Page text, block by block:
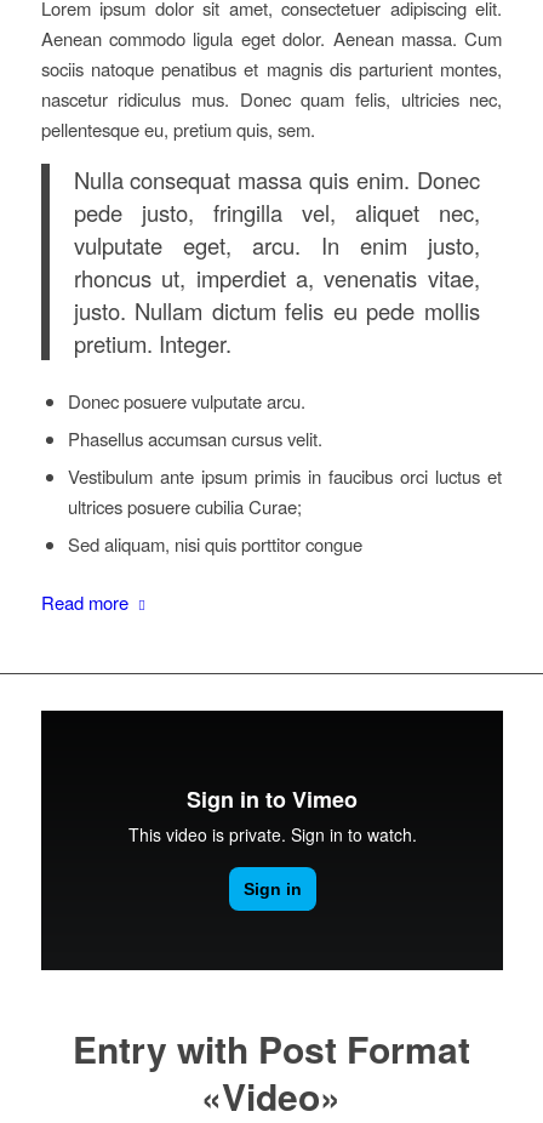
Lorem ipsum dolor sit amet, consectetuer adipiscing elit.
Aenean commodo ligula eget dolor. Aenean massa. Cum
sociis natoque penatibus et magnis dis parturient montes,
nascetur ridiculus mus. Donec quam felis, ultricies nec,
pellentesque eu, pretium quis, sem.
Nulla consequat massa quis enim. Donec
pede justo, fringilla vel, aliquet nec,
vulputate eget, arcu. In enim justo,
rhoncus ut, imperdiet a, venenatis vitae,
justo. Nullam dictum felis eu pede mollis
pretium. Integer.
Donec posuere vulputate arcu.
Phasellus accumsan cursus velit.
Vestibulum ante ipsum primis in faucibus orci luctus et
ultrices posuere cubilia Curae;
Sed aliquam, nisi quis porttitor congue
Read more
Entry with Post Format
«Video»